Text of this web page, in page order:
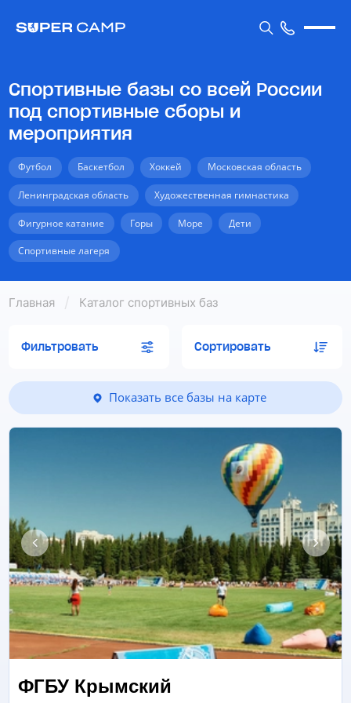
Спортивные базы со всей России
под спортивные сборы и
мероприятия
Футбол Баскетбол Хоккей Московская область
Ленинградская область Художественная гимнастика
Фигурное катание Горы Море Дети
Спортивные лагеря
Главная Каталог спортивных баз
Фильтровать Сортировать
Показать все базы на карте
ФГБУ Крымский